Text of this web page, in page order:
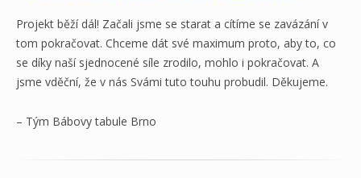
Projekt běží dál! Začali jsme se starat a cítíme se zavázání v
tom pokračovat. Chceme dát své maximum proto, aby to, co
se díky naší sjednocené síle zrodilo, mohlo i pokračovat. A
jsme vděční, že v nás Svámi tuto touhu probudil. Děkujeme.
– Tým Bábovy tabule Brno